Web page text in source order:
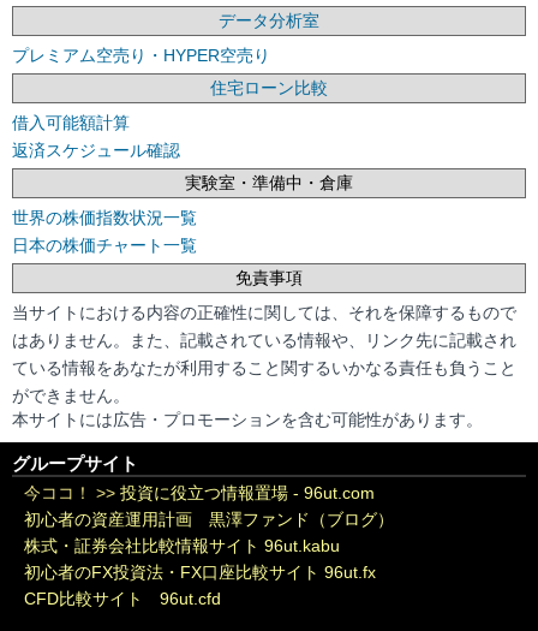
データ分析室
プレミアム空売り・HYPER空売り
住宅ローン比較
借入可能額計算
返済スケジュール確認
実験室・準備中・倉庫
世界の株価指数状況一覧
日本の株価チャート一覧
免責事項
当サイトにおける内容の正確性に関しては、それを保障するもので
はありません。また、記載されている情報や、リンク先に記載され
ている情報をあなたが利用すること関するいかなる責任も負うこと
ができません。
本サイトには広告・プロモーションを含む可能性があります。
グループサイト
今ココ！ >> 投資に役立つ情報置場 - 96ut.com
初心者の資産運用計画 黒澤ファンド（ブログ）
株式・証券会社比較情報サイト 96ut.kabu
初心者のFX投資法・FX口座比較サイト 96ut.fx
CFD比較サイト 96ut.cfd